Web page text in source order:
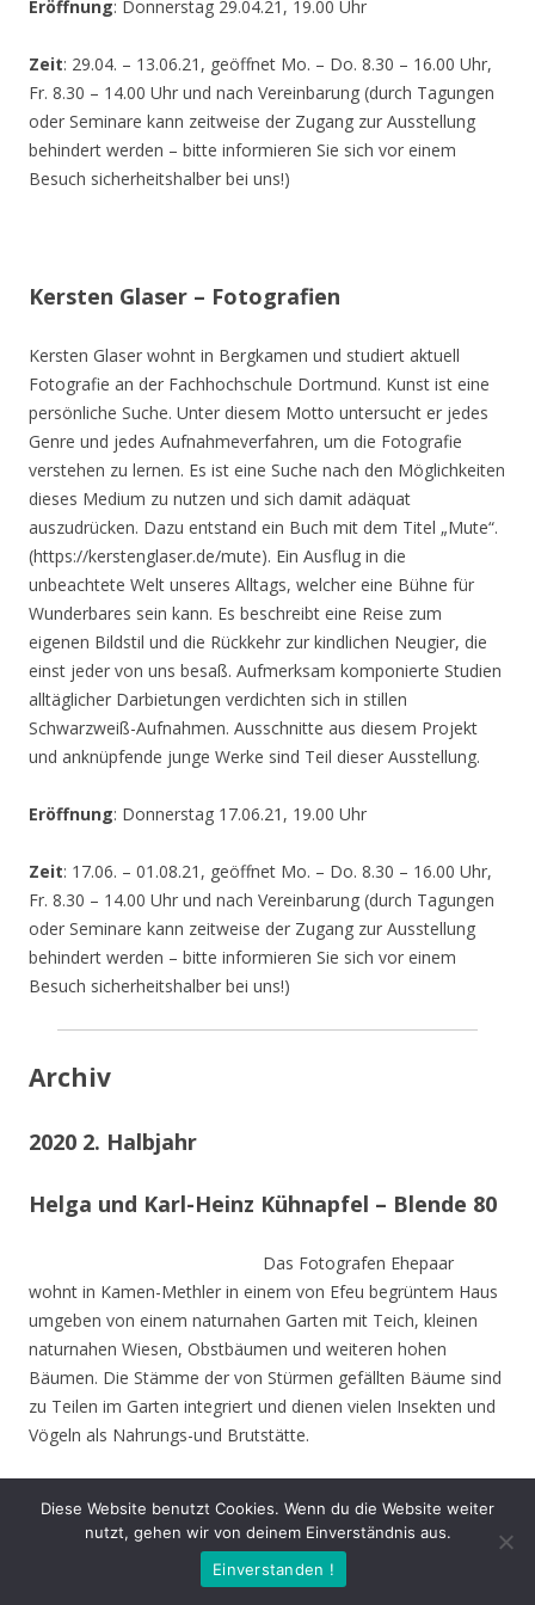
Eröffnung: Donnerstag 29.04.21, 19.00 Uhr
Zeit: 29.04. – 13.06.21, geöffnet Mo. – Do. 8.30 – 16.00 Uhr,
Fr. 8.30 – 14.00 Uhr und nach Vereinbarung (durch Tagungen
oder Seminare kann zeitweise der Zugang zur Ausstellung
behindert werden – bitte informieren Sie sich vor einem
Besuch sicherheitshalber bei uns!)
Kersten Glaser – Fotografien
Kersten Glaser wohnt in Bergkamen und studiert aktuell
Fotografie an der Fachhochschule Dortmund. Kunst ist eine
persönliche Suche. Unter diesem Motto untersucht er jedes
Genre und jedes Aufnahmeverfahren, um die Fotografie
verstehen zu lernen. Es ist eine Suche nach den Möglichkeiten
dieses Medium zu nutzen und sich damit adäquat
auszudrücken. Dazu entstand ein Buch mit dem Titel „Mute“.
(https://kerstenglaser.de/mute). Ein Ausflug in die
unbeachtete Welt unseres Alltags, welcher eine Bühne für
Wunderbares sein kann. Es beschreibt eine Reise zum
eigenen Bildstil und die Rückkehr zur kindlichen Neugier, die
einst jeder von uns besaß. Aufmerksam komponierte Studien
alltäglicher Darbietungen verdichten sich in stillen
Schwarzweiß-Aufnahmen. Ausschnitte aus diesem Projekt
und anknüpfende junge Werke sind Teil dieser Ausstellung.
Eröffnung: Donnerstag 17.06.21, 19.00 Uhr
Zeit: 17.06. – 01.08.21, geöffnet Mo. – Do. 8.30 – 16.00 Uhr,
Fr. 8.30 – 14.00 Uhr und nach Vereinbarung (durch Tagungen
oder Seminare kann zeitweise der Zugang zur Ausstellung
behindert werden – bitte informieren Sie sich vor einem
Besuch sicherheitshalber bei uns!)
Archiv
2020 2. Halbjahr
Helga und Karl-Heinz Kühnapfel – Blende 80
Das Fotografen Ehepaar
wohnt in Kamen-Methler in einem von Efeu begrüntem Haus
umgeben von einem naturnahen Garten mit Teich, kleinen
naturnahen Wiesen, Obstbäumen und weiteren hohen
Bäumen. Die Stämme der von Stürmen gefällten Bäume sind
zu Teilen im Garten integriert und dienen vielen Insekten und
Vögeln als Nahrungs-und Brutstätte.
Jahrzehnten für den Natur- und Umweltschutz nein.
Die Naturfotos sind in den letzten drei Jahren entstanden und
Diese Website benutzt Cookies. Wenn du die Website weiter
nutzt, gehen wir von deinem Einverständnis aus.
Einverstanden !